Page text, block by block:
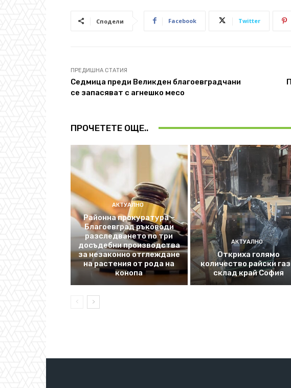
Сподели Facebook Twitter
ПРЕДИШНА СТАТИЯ
Седмица преди Великден благоевградчани
се запасяват с агнешко месо
ПРОЧЕТЕТЕ ОЩЕ..
АКТУАЛНО
Районна прокуратура –
Благоевград ръководи
разследването по три
досъдебни производства
за незаконно отглеждане
на растения от рода на
конопа
АКТУАЛНО
Откриха голямо
количество райски
склад край София